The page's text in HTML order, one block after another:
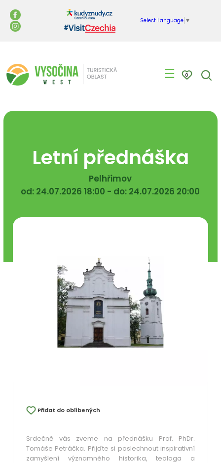
Select Language ▼
☰ 0
Letní přednáška
Pelhřimov
od: 24.07.2026 18:00 - do: 24.07.2026 20:00
Přidat do oblíbených
Srdečně vás zveme na přednášku Prof. PhDr.
Tomáše Petráčka. Přijďte si poslechnout inspirativní
zamyšlení významného historika, teologa a